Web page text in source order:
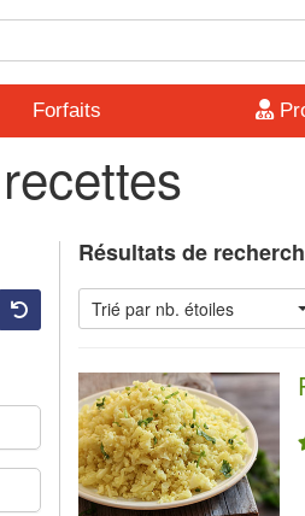
Forfaits
Résultats de
Trié par nb. étoiles